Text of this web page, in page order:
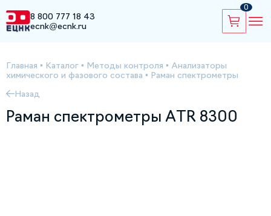
8 800 777 18 43
ecnk@ecnk.ru
0
Главная • Каталог • Методы контроля • Анализаторы
химического и фазового состава • Раман спектрометры
Назад
Раман спектрометры ATR 8300